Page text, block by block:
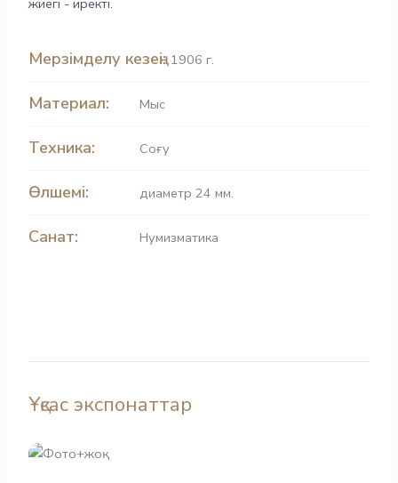
жиегі - иректі.
Мерзімделу кезеңі: 1906 г.
Материал: Мыс
Техника: Соғу
Өлшемі: диаметр 24 мм.
Санат: Нумизматика
Ұқсас экспонаттар